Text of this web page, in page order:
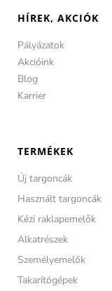
HÍREK, AKCIÓK
Pályázatok
Akcióink
Blog
Karrier
TERMÉKEK
Új targoncák
Használt targoncák
Kézi raklapemelők
Alkatrészek
Személyemelők
Takarítógépek